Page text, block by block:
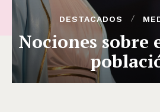
DESTACADOS
Nociones sobre